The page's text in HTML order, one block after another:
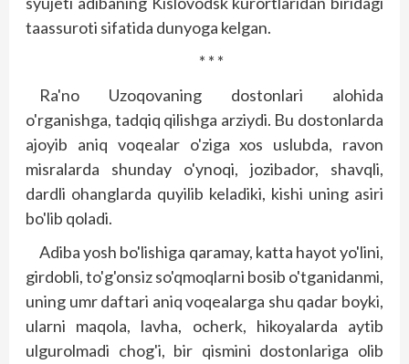
taassuroti sifatida dunyoga kelgan.
* * *
Ra'no Uzoqovaning dostonlari alohida
o'rganishga, tadqiq qilishga arziydi. Bu dostonlarda
ajoyib aniq voqealar o'ziga xos uslubda, ravon
misralarda shunday o'ynoqi, jozibador, shavqli,
dardli ohanglarda quyilib keladiki, kishi uning asiri
bo'lib qoladi.
Adiba yosh bo'lishiga qaramay, katta hayot yo'lini,
girdobli, to'g'onsiz so'qmoqlarni bosib o'tganidanmi,
uning umr daftari aniq voqealarga shu qadar boyki,
ularni maqola, lavha, ocherk, hikoyalarda aytib
ulgurolmadi chog'i, bir qismini dostonlariga olib